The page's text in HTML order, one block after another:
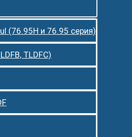
(76.95H и 76.95 серия)
TLDFC)